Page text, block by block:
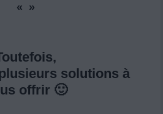
« »
solutions à
offrir 🙂